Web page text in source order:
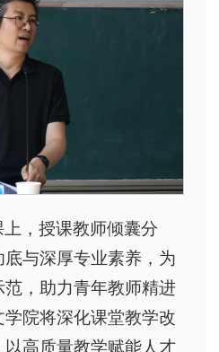
，授课教师倾囊分
与深厚专业素养，为
，助力青年教师精进
院将深化课堂教学改
高质量教学赋能人才